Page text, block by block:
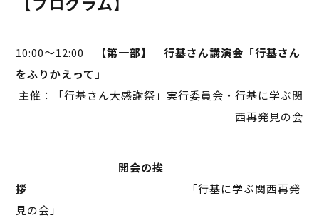
10:00～12:00
【第一部】 行基さん講演会「行基さん
をふりかえって」
主催：「行基さん大感謝祭」実行委員会・行基に学ぶ関
西再発見の会
開会の挨
拶 「行基に学ぶ関西再発
見の会」